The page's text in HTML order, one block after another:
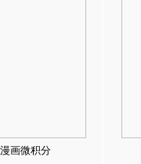
漫画微积分